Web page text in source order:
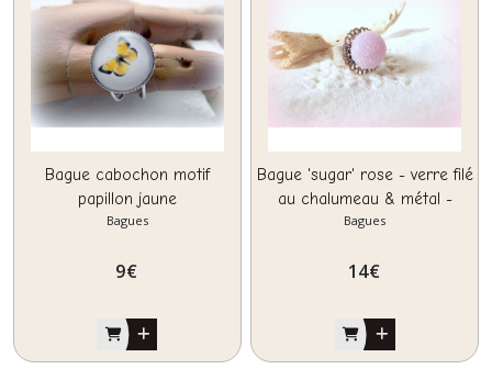
Bague cabochon motif
papillon jaune
Bagues
9€
Bague 'sugar' rose - verre filé
au chalumeau & métal -
Bagues
14€